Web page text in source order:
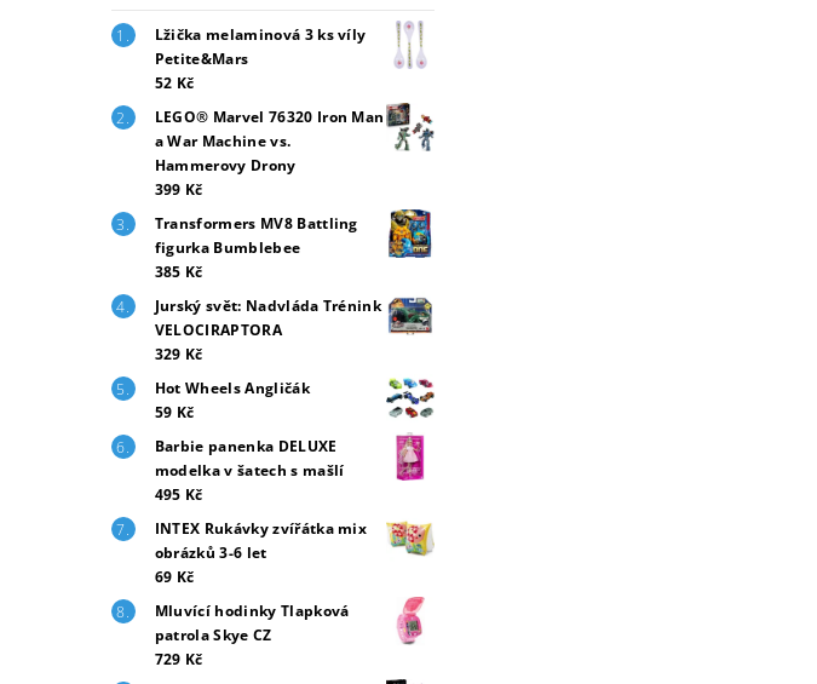
Lžička melaminová 3 ks víly
Petite&Mars
52 Kč
LEGO® Marvel 76320 Iron Man
a War Machine vs.
Hammerovy Drony
399 Kč
Transformers MV8 Battling
figurka Bumblebee
385 Kč
Jurský svět: Nadvláda Trénink
VELOCIRAPTORA
329 Kč
Hot Wheels Angličák
59 Kč
Barbie panenka DELUXE
modelka v šatech s mašlí
495 Kč
INTEX Rukávky zvířátka mix
obrázků 3-6 let
69 Kč
Mluvící hodinky Tlapková
patrola Skye CZ
729 Kč